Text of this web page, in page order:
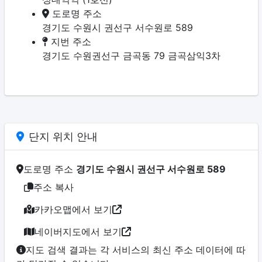
도로명 주소
경기도 수원시 권선구 서수원로 589
지번 주소
경기도 수원권선구 금곡동 79 금곡삼익3차
단지 위치 안내
도로명 주소 경기도 수원시 권선구 서수원로 589
주소 복사
카카오맵에서 보기
네이버지도에서 보기
지도 검색 결과는 각 서비스의 최신 주소 데이터에 따